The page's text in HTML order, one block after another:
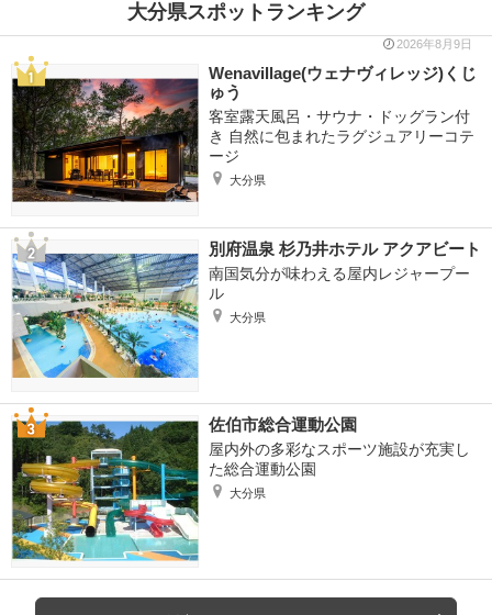
大分県スポットランキング
2026年8月9日
Wenavillage(ウェナヴィレッジ)くじ
ゅう
客室露天風呂・サウナ・ドッグラン付
き 自然に包まれたラグジュアリーコテ
ージ
大分県
別府温泉 杉乃井ホテル アクアビート
南国気分が味わえる屋内レジャープー
ル
大分県
佐伯市総合運動公園
屋内外の多彩なスポーツ施設が充実し
た総合運動公園
大分県